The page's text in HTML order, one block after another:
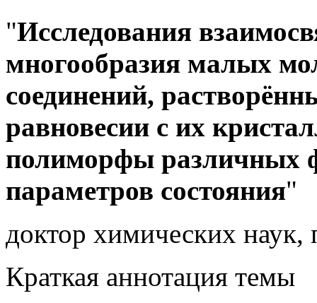
"Исследования
многообразия малых
соединений,
равновесии с их
полиморфы различных
параметров состояния"
доктор химических
Краткая аннотация темы